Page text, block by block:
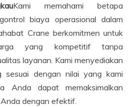
Kami memahami betapa
biaya operasional dalam
Crane berkomitmen untuk
yang kompetitif tanpa
layanan. Kami menyediakan
sesuai dengan nilai yang kami
Anda dapat memaksimalkan
dengan efektif.